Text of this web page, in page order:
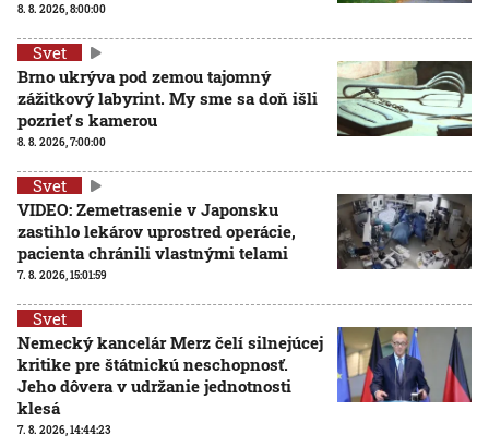
8. 8. 2026, 8:00:00
Svet
Brno ukrýva pod zemou tajomný
zážitkový labyrint. My sme sa doň išli
pozrieť s kamerou
8. 8. 2026, 7:00:00
Svet
VIDEO: Zemetrasenie v Japonsku
zastihlo lekárov uprostred operácie,
pacienta chránili vlastnými telami
7. 8. 2026, 15:01:59
Svet
Nemecký kancelár Merz čelí silnejúcej
kritike pre štátnickú neschopnosť.
Jeho dôvera v udržanie jednotnosti
klesá
7. 8. 2026, 14:44:23